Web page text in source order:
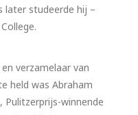
later studeerde hij –
verzamelaar van
held was Abraham
Pulitzerprijs-winnende